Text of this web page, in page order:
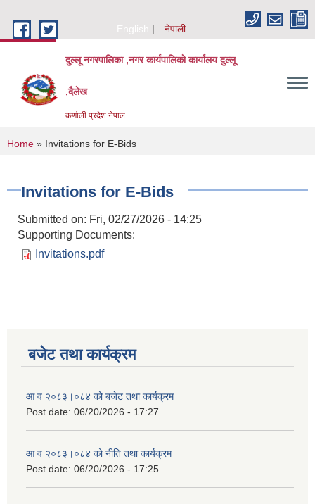
English
नेपाली
दुल्लू नगरपालिका ,नगर कार्यपालिकाे कार्यालय दुल्लू
,दैलेख
कर्णाली प्रदेश नेपाल
You are here
Home » Invitations for E-Bids
Invitations for E-Bids
Submitted on: Fri, 02/27/2026 - 14:25
Supporting Documents:
Invitations.pdf
बजेट तथा कार्यक्रम
आ व २०८३।०८४ को बजेट तथा कार्यक्रम
Post date: 06/20/2026 - 17:27
आ व २०८३।०८४ को नीति तथा कार्यक्रम
Post date: 06/20/2026 - 17:25